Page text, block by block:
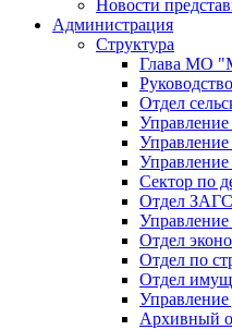
Новости
Администрация
Структура
Глава МО
Отдел
Управление
Сектор по
Отдел ЗАГС
Отдел
Отдел по
Отдел
Архивный